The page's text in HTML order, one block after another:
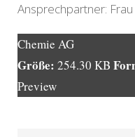
Ansprechpartner:
Chemie AG
Größe: 254.30 KB
Preview